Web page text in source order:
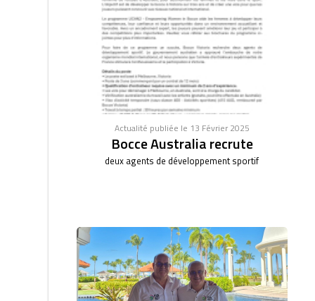
Actualité publiée le 13 Février 2025
Bocce Australia recrute
deux agents de développement sportif